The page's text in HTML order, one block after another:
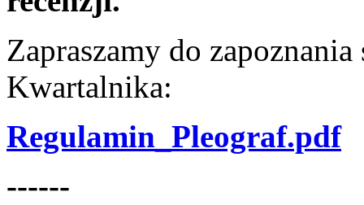
Zapraszamy do
Kwartalnika:
Regulamin_Pleograf.pdf
------